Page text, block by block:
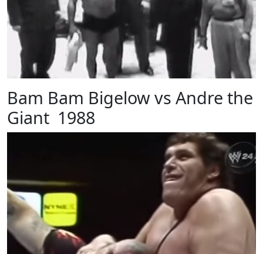
Bam Bam Bigelow vs Andre the
Giant 1988